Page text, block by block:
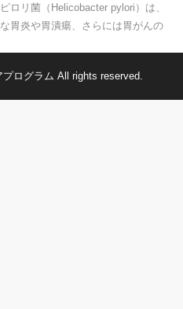
ロリ菌（Helicobacter pylori）は、
胃炎や胃潰瘍、さらには胃がんの
ログラム All rights reserved.